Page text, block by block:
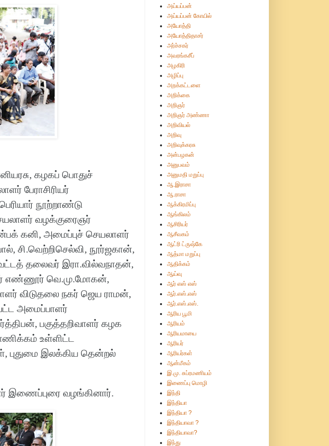
கழகப் பொதுச்
பேராசிரியர்
நூற்றாண்டு
வழக்குரைஞர்
கனி, அமைப்புச் செயலாளர்
சி.வெற்றிசெல்வி, நூர்ஜகான்,
தலைவர் இரா.வில்வநாதன்,
எண்ணூர் வெ.மு.மோகன்,
விடுதலை நகர் ஜெய ராமன்,
அமைப்பாளர்
பகுத்தறிவாளர் கழக
உள்ளிட்ட
புதுமை இலக்கிய தென்றல்
இணைப்புரை வழங்கினார்.
அய்யப்பன்
அய்யப்பன் கோயில்
அயோத்தி
அயோத்திதாசர்
அர்ச்சகர்
அவரங்கசீப்
அழகிரி
அழிப்பு
அறக்கட்டளை
அறிக்கை
அறிஞர்
அறிஞர் அண்ணா
அறிவியல்
அறிவு
அறிவுக்கரசு
அன்பழகன்
அனுபவம்
அனுமதி மறுப்பு
ஆ.இராசா
ஆ.ராசா
ஆக்கிரமிப்பு
ஆங்கிலம்
ஆசிரியர்
ஆசீவகம்
ஆட்ரி ட்ருஷ்கே
ஆத்மா மறுப்பு
ஆதிக்கம்
ஆய்வு
ஆர் எஸ் எஸ்
ஆர்.எஸ்.எஸ்
ஆர்.எஸ்.எஸ்.
ஆரிய பூமி
ஆரியம்
ஆரியமாயை
ஆரியர்
ஆரியர்கள்
ஆன்மீகம்
இ.மு. சுப்ரமணியம்
இணைப்பு மொழி
இந்தி
இந்தியா
இந்தியா ?
இந்தியாவா ?
இந்தியாவா?
இந்து